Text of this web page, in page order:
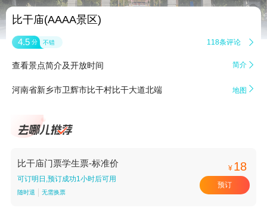
比干庙(AAAA景区)
4.5 分 不错 118条评论 
查看景点简介及开放时间 简介 
河南省新乡市卫辉市比干村比干大道北端 地图 
比干庙门票学生票-标准价
可订明日,预订成功1小时后可用
随时退 无需换票
¥ 18
预订